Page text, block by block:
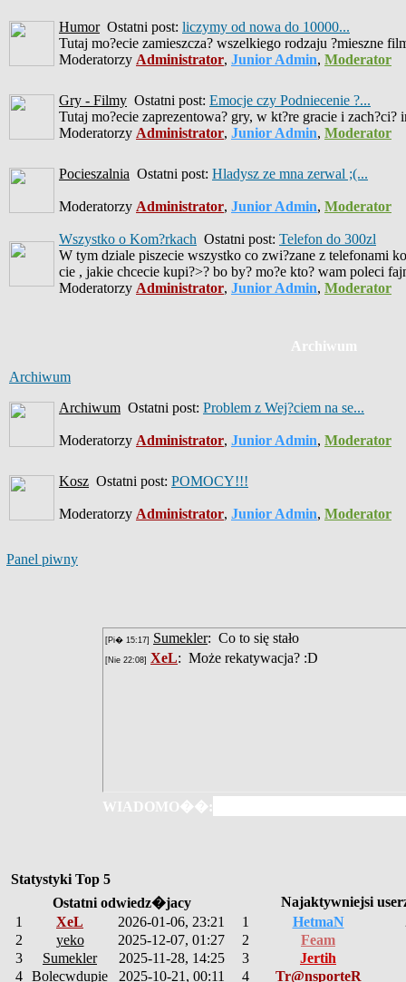
HumorOstatni post: liczymy od nowa do 10000...
Tutaj mo?ecie zamieszcza? wszelkiego rodzaju ?mieszne
Moderatorzy Administrator, Junior Admin, Moderator
Gry - Filmy Ostatni post: Emocje czy Podniecenie ?...
Tutaj mo?ecie zaprezentowa? gry, w kt?re gracie i zach?ci?
Moderatorzy Administrator, Junior Admin, Moderator
Pocieszalnia Ostatni post: Hladysz ze mna zerwal ;(...
Moderatorzy Administrator, Junior Admin, Moderator
Wszystko o Kom?rkach Ostatni post: Telefon do 300zl
W tym dziale piszecie wszystko co zwi?zane z telefonami
cie , jakie chcecie kupi?>? bo by? mo?e kto? wam poleci
Moderatorzy Administrator, Junior Admin, Moderator
Archiwum
Archiwum
Archiwum Ostatni post: Problem z Wej?ciem na se...
Moderatorzy Administrator, Junior Admin, Moderator
Kosz Ostatni post: POMOCY!!!
Moderatorzy Administrator, Junior Admin, Moderator
Panel piwny
WIADOMO��:
Statystyki Top 5
Ostatni odwiedz�jacy
Najaktywniejsi
1
XeL
2026-01-06, 23:21
2
yeko
2025-12-07, 01:27
3
Sumekler
2025-11-28, 14:25
4
Bolecwdupie
2025-10-21, 00:11
1 HetmaN
2
Feam
3
Jertih
4
Tr@nsporteR